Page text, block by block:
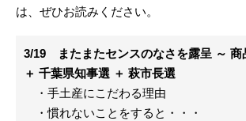
は、ぜひお読みください。
3/19 またまたセンスのなさを露呈 ～ 商
＋ 千葉県知事選 ＋ 萩市長選
・手土産にこだわる理由
・慣れないことをすると・・・